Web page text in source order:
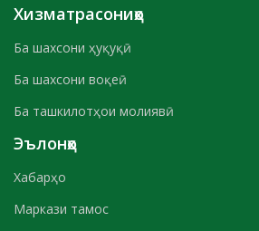
Хизматрасониҳо
Ба шахсони ҳуқуқӣ
Ба шахсони воқеӣ
Ба ташкилотҳои молиявӣ
Эълонҳо
Хабарҳо
Маркази тамос